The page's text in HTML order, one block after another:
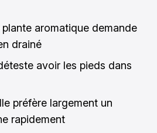
aromatique demande
drainé
avoir les pieds dans
préfère largement un
rapidement